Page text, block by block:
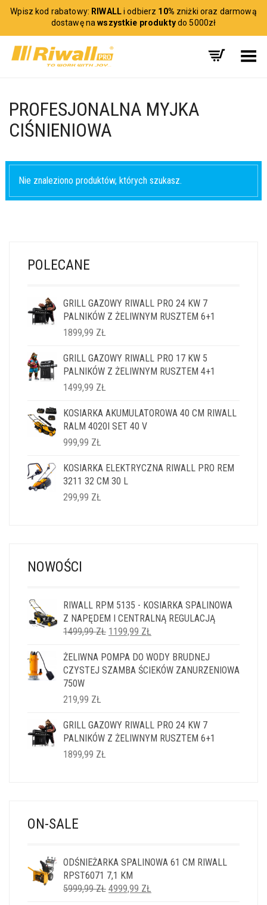
Wpisz kod rabatowy: RIWALLi odbierz 10% zniżki oraz darmową
dostawę nawszystkie produktydo 5000zł
Toggle Menu
PROFESJONALNA MYJKA
CIŚNIENIOWA
Nie znaleziono produktów, których szukasz.
POLECANE
GRILL GAZOWY RIWALL PRO 24 KW 7
PALNIKÓW Z ŻELIWNYM RUSZTEM 6+1
1899,99 ZŁ
GRILL GAZOWY RIWALL PRO 17 KW 5
PALNIKÓW Z ŻELIWNYM RUSZTEM 4+1
1499,99 ZŁ
KOSIARKA AKUMULATOROWA 40 CM RIWALL
RALM 4020I SET 40 V
999,99 ZŁ
KOSIARKA ELEKTRYCZNA RIWALL PRO REM
3211 32 CM 30 L
299,99 ZŁ
NOWOŚCI
RIWALL RPM 5135 - KOSIARKA SPALINOWA
Z NAPĘDEM I CENTRALNĄ REGULACJĄ
1499,99ZŁ PIERWOTNA
WYNOSIŁA:
1499,99 ZŁ.
1199,99 ZŁ
WYNOSI:
1199,99 ZŁ.
ŻELIWNA POMPA DO WODY BRUDNEJ
CZYSTEJ SZAMBA ŚCIEKÓW ZANURZENIOWA
750W
219,99 ZŁ
GRILL GAZOWY RIWALL PRO 24 KW 7
PALNIKÓW Z ŻELIWNYM RUSZTEM 6+1
1899,99 ZŁ
ON-SALE
ODŚNIEŻARKA SPALINOWA 61 CM RIWALL
RPST6071 7,1 KM
5999,99ZŁ PIERWOTNA
4999,99 ZŁ